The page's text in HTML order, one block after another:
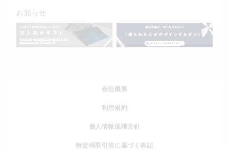
お知らせ
会社概要
利用規約
個人情報保護方針
特定商取引法に基づく表記